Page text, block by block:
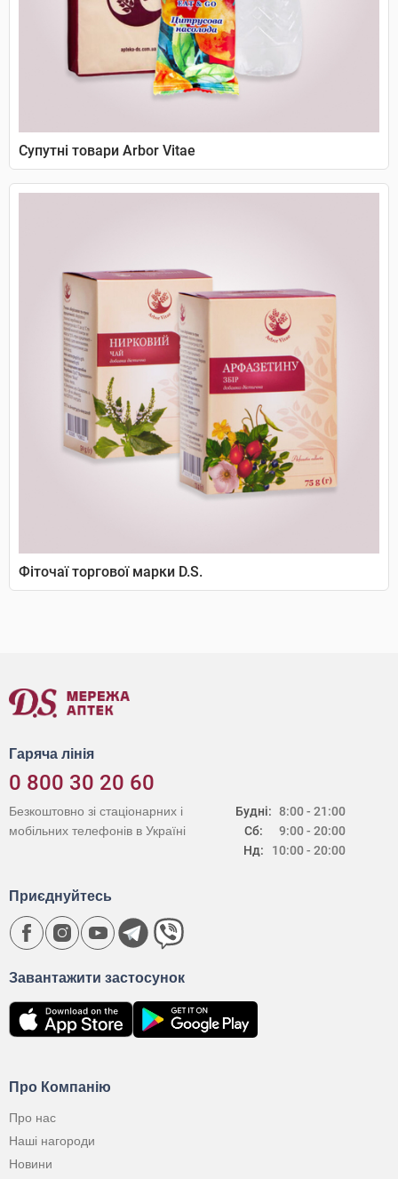
Супутні товари Arbor Vitae
Фіточаї торгової марки D.S.
Гаряча лінія
0 800 30 20 60
Будні:
Сб:
Нд:
8:00 - 21:00
9:00 - 20:00
10:00 - 20:00
Безкоштовно зі стаціонарних і
мобільних телефонів в Україні
Про Компанію
Про нас
Наші нагороди
Новини
Завантажити застосунок
Приєднуйтесь